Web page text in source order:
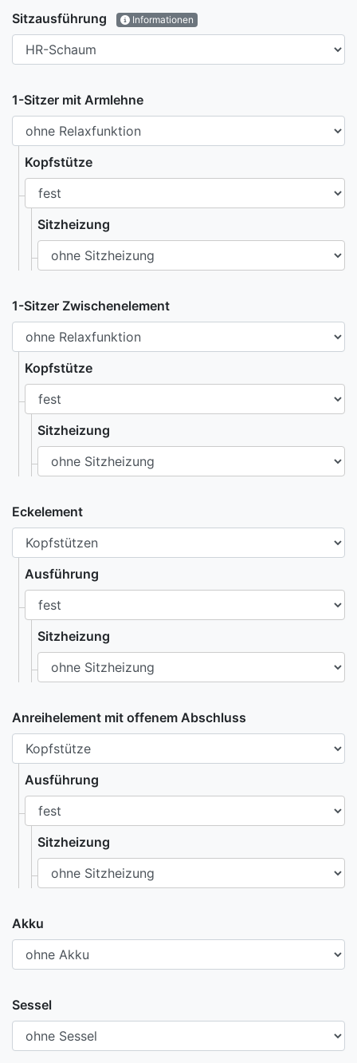
Sitzausführung Informationen
1-Sitzer mit Armlehne
Kopfstütze
Sitzheizung
1-Sitzer Zwischenelement
Kopfstütze
Sitzheizung
Eckelement
Ausführung
Sitzheizung
Anreihelement mit offenem Abschluss
Ausführung
Sitzheizung
Akku
Sessel